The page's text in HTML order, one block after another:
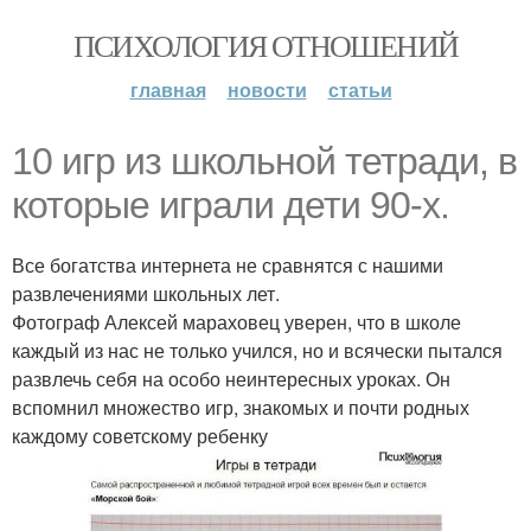
ПСИХОЛОГИЯ ОТНОШЕНИЙ
главная новости статьи
10 игр из школьной тетради, в
которые играли дети 90-х.
Все богатства интернета не сравнятся с нашими
развлечениями школьных лет.
Фотограф Алексей мараховец уверен, что в школе
каждый из нас не только учился, но и всячески пытался
развлечь себя на особо неинтересных уроках. Он
вспомнил множество игр, знакомых и почти родных
каждому советскому ребенку